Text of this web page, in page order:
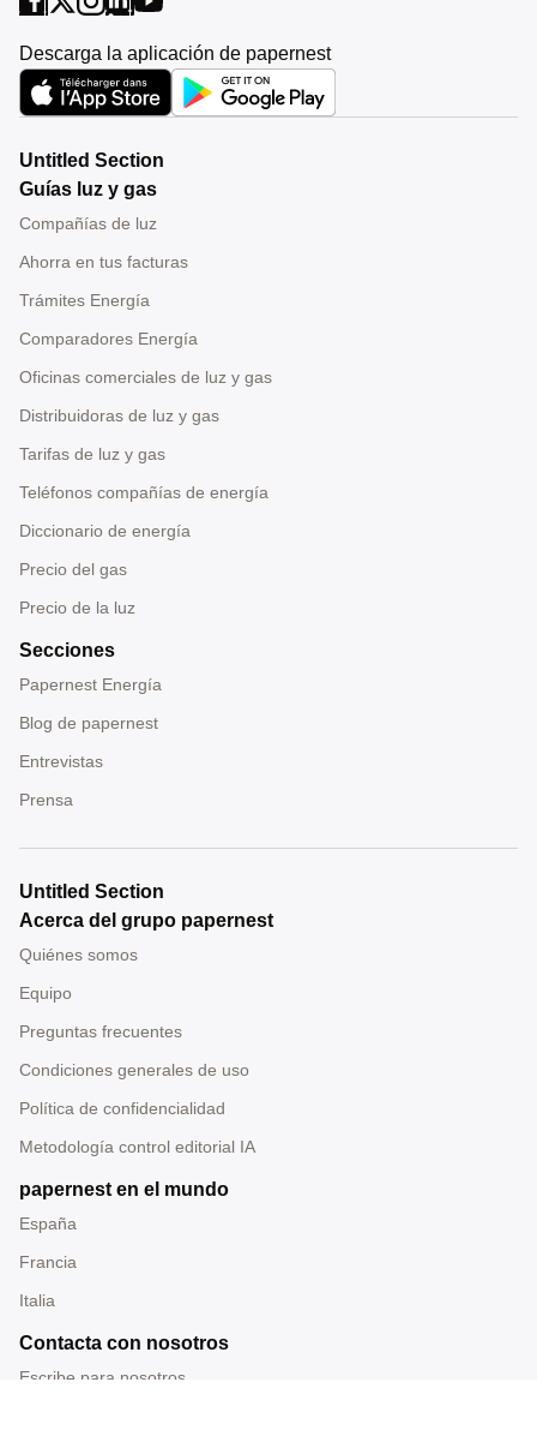
Descarga la aplicación de papernest
Untitled Section
Guías luz y gas
Compañías de luz
Ahorra en tus facturas
Trámites Energía
Comparadores Energía
Oficinas comerciales de luz y gas
Distribuidoras de luz y gas
Tarifas de luz y gas
Teléfonos compañías de energía
Diccionario de energía
Precio del gas
Precio de la luz
Secciones
Papernest Energía
Blog de papernest
Entrevistas
Prensa
Untitled Section
Acerca del grupo papernest
Quiénes somos
Equipo
Preguntas frecuentes
Condiciones generales de uso
Política de confidencialidad
Metodología control editorial IA
papernest en el mundo
España
Francia
Italia
Contacta con nosotros
Escribe para nosotros